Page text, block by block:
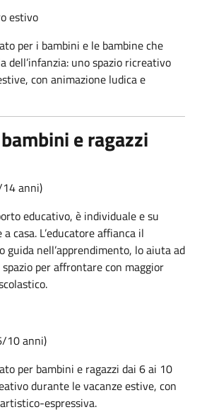
estivo
per i bambini e le bambine che
dell’infanzia: uno spazio ricreativo
con animazione ludica e
e ragazzi
14 anni)
educativo, è individuale e su
casa. L’educatore affianca il
guida nell’apprendimento, lo aiuta ad
per affrontare con maggior
10 anni)
per bambini e ragazzi dai 6 ai 10
durante le vacanze estive, con
espressiva.